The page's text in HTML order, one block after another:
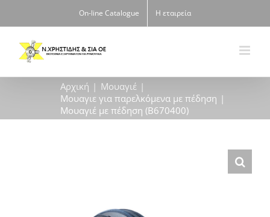
στο
περιεχόμενο
On-line Catalogue Η εταιρεία
Αρχική
Μουαγιέ
Μουαγιε για παρελκόμενα με πέδηση
Μουαγιέ με πέδηση (B670400)